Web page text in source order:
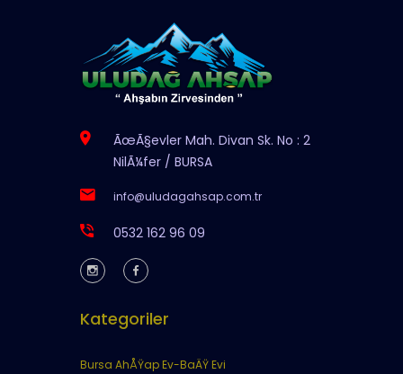
ÃœÃ§evler Mah. Divan Sk. No : 2
NilÃ¼fer / BURSA
info@uludagahsap.com.tr
0532 162 96 09
Kategoriler
Bursa AhÅŸap Ev-BaÄŸ Evi